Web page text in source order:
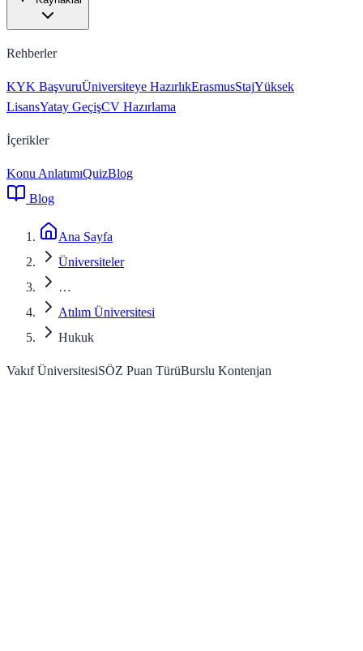
Rehberler
KYK BaşvuruÜniversiteye HazırlıkErasmusStajYüksek
LisansYatay GeçişCV Hazırlama
İçerikler
Konu AnlatımıQuizBlog
Blog
Ana Sayfa
Üniversiteler
…
Atılım Üniversitesi
Hukuk
Vakıf ÜniversitesiSÖZ Puan TürüBurslu Kontenjan